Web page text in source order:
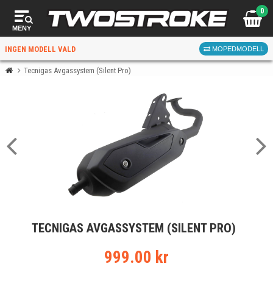
MENY
0
INGEN MODELL VALD MOPEDMODELL
FÖR RÄTT DELAR
När du valt kommer butiken visa delar för vald moped
Tecnigas Avgassystem (Silent Pro)
TECNIGAS AVGASSYSTEM (SILENT PRO)
999.00 kr